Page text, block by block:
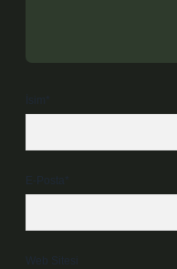
İsim*
E-Posta*
Web Sitesi